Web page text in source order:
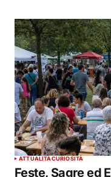
ATTUALITÀCURIOSITÀ
Feste, Sagre ed